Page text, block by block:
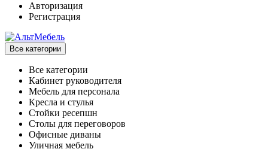
Авторизация
Регистрация
Все категории
Все категории
Кабинет руководителя
Мебель для персонала
Кресла и стулья
Стойки ресепшн
Столы для переговоров
Офисные диваны
Уличная мебель